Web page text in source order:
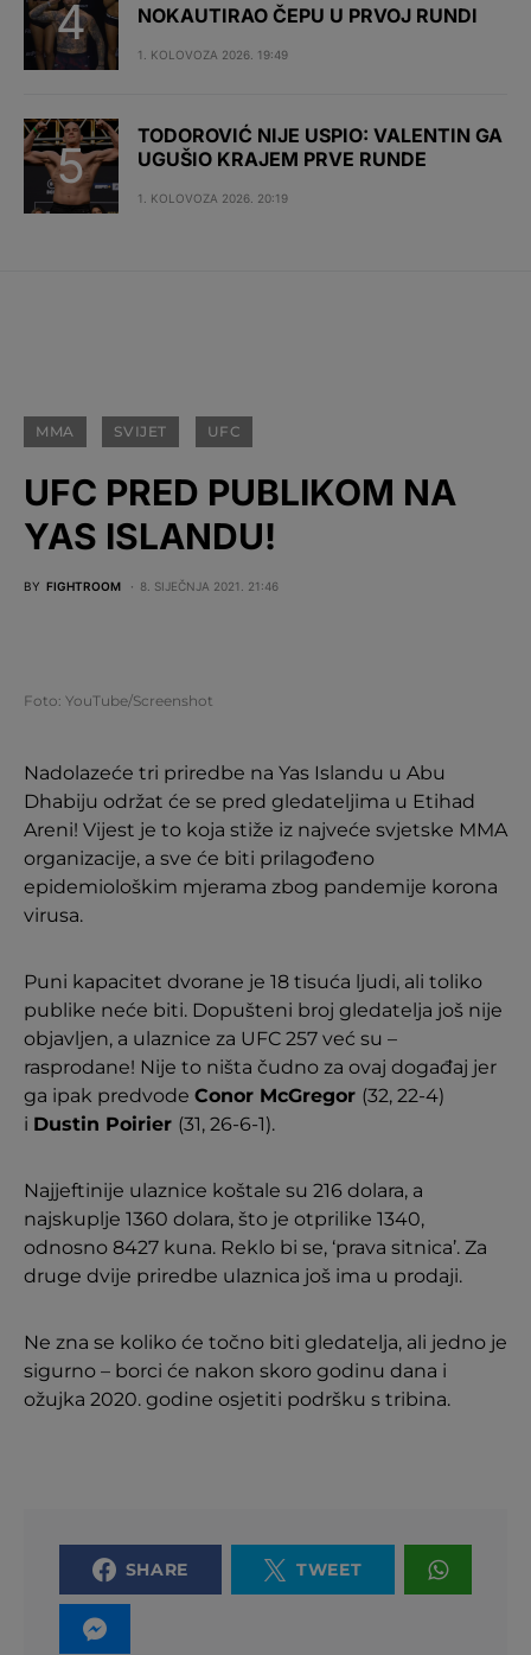
NOKAUTIRAO ČEPU U PRVOJ RUNDI
1. KOLOVOZA 2026. 19:49
TODOROVIĆ NIJE USPIO: VALENTIN GA
UGUŠIO KRAJEM PRVE RUNDE
1. KOLOVOZA 2026. 20:19
MMA SVIJET UFC
UFC PRED PUBLIKOM NA
YAS ISLANDU!
BY FIGHTROOM 8. SIJEČNJA 2021. 21:46
Foto: YouTube/Screenshot
Nadolazeće tri priredbe na Yas Islandu u Abu
Dhabiju održat će se pred gledateljima u Etihad
Areni! Vijest je to koja stiže iz najveće svjetske MMA
organizacije, a sve će biti prilagođeno
epidemiološkim mjerama zbog pandemije korona
virusa.
Puni kapacitet dvorane je 18 tisuća ljudi, ali toliko
publike neće biti. Dopušteni broj gledatelja još nije
objavljen, a ulaznice za UFC 257 već su –
rasprodane! Nije to ništa čudno za ovaj događaj jer
ga ipak predvode Conor McGregor (32, 22-4)
i Dustin Poirier (31, 26-6-1).
Najjeftinije ulaznice koštale su 216 dolara, a
najskuplje 1360 dolara, što je otprilike 1340,
odnosno 8427 kuna. Reklo bi se, ‘prava sitnica’. Za
druge dvije priredbe ulaznica još ima u prodaji.
Ne zna se koliko će točno biti gledatelja, ali jedno je
sigurno – borci će nakon skoro godinu dana i
ožujka 2020. godine osjetiti podršku s tribina.
SHARE TWEET